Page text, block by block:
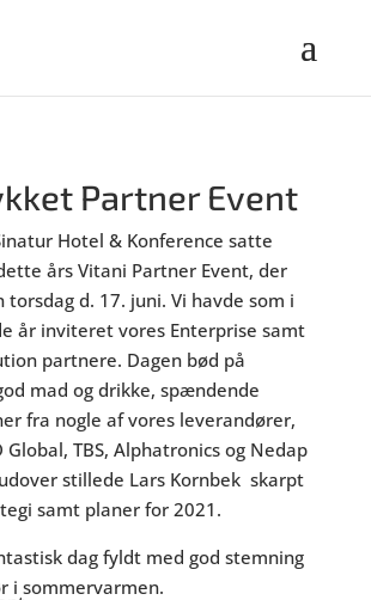
Partner Event
Hotel & Konference satte
års Vitani Partner Event, der
torsdag d. 17. juni. Vi havde som i
år inviteret vores Enterprise samt
partnere. Dagen bød på
mad og drikke, spændende
fra nogle af vores leverandører,
Global, TBS, Alphatronics og Nedap
stillede Lars Kornbek skarpt
samt planer for 2021.
dag fyldt med god stemning
i sommervarmen.